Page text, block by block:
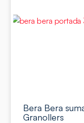
Bera Bera
Granollers